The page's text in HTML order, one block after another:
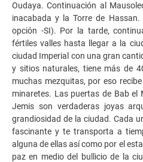
Oudaya. Continuación al
inacabada y la Torre de
opción -SI). Por la tarde,
fértiles valles hasta llegar a la
ciudad Imperial con una gran
y sitios naturales, tiene más de
muchas mezquitas, por eso
minaretes. Las puertas de Bab el
Jemis son verdaderas joyas
grandiosidad de la ciudad. Cada
fascinante y te transporta a
alguna de ellas así como por el
paz en medio del bullicio de la